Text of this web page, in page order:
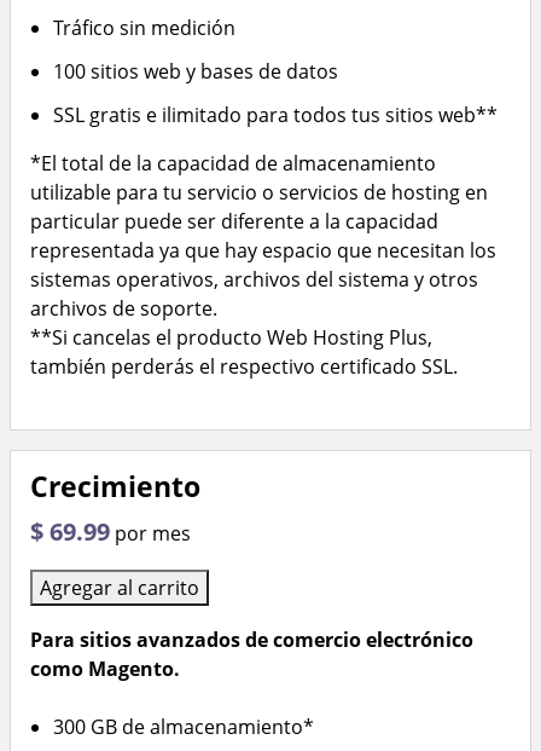
Tráfico sin medición
100 sitios web y bases de datos
SSL gratis e ilimitado para todos tus sitios web**
*El total de la capacidad de almacenamiento
utilizable para tu servicio o servicios de hosting en
particular puede ser diferente a la capacidad
representada ya que hay espacio que necesitan los
sistemas operativos, archivos del sistema y otros
archivos de soporte.
**Si cancelas el producto Web Hosting Plus,
también perderás el respectivo certificado SSL.
Crecimiento
$ 69.99 por mes
Agregar al carrito
Para sitios avanzados de comercio electrónico
como Magento.
300 GB de almacenamiento*